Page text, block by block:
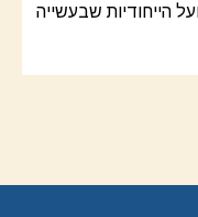
הייחודיות שבעשייה